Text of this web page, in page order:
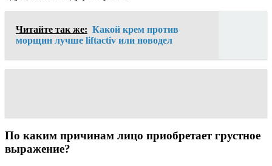
Читайте так же: Какой крем против
морщин лучше liftactiv или новодел
По каким причинам лицо приобретает грустное
выражение?